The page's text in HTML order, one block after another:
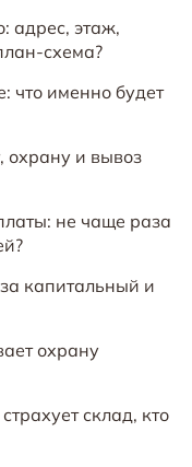
адрес, этаж,
схема?
что именно будет
охрану и вывоз
не чаще раза
капитальный и
охрану
склад, кто